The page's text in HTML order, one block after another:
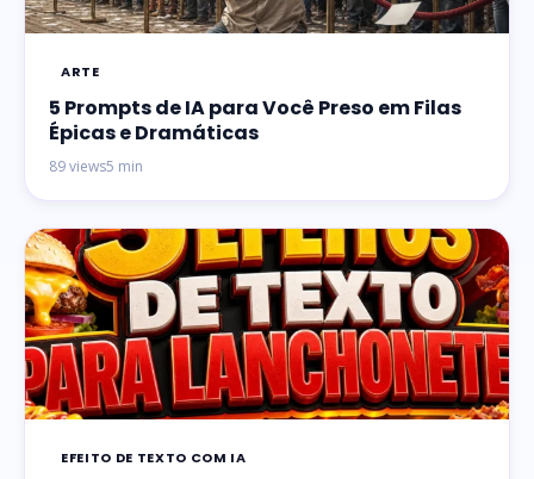
ARTE
5 Prompts de IA para Você Preso em Filas
Épicas e Dramáticas
89 views5 min
EFEITO DE TEXTO COM IA